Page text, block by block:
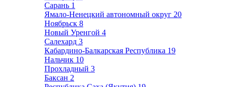
Сарань 1
Ямало-Ненецкий автономный округ 20
Ноябрьск 8
Новый Уренгой 4
Салехард 3
Кабардино-Балкарская Республика 19
Нальчик 10
Прохладный 3
Баксан 2